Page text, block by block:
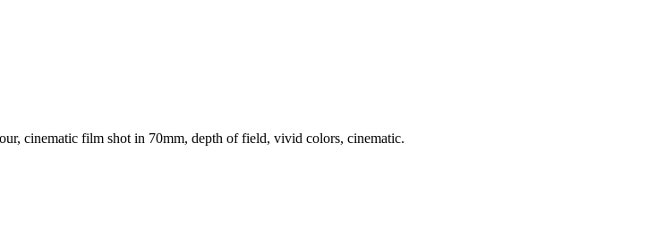
cinematic film shot in 70mm, depth of field, vivid colors, cinematic.